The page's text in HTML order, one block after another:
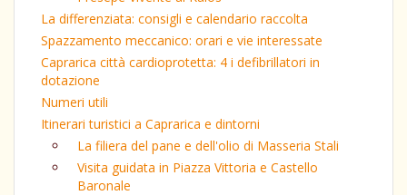
La differenziata: consigli e calendario raccolta
Spazzamento meccanico: orari e vie interessate
Caprarica città cardioprotetta: 4 i defibrillatori in
dotazione
Numeri utili
Itinerari turistici a Caprarica e dintorni
La filiera del pane e dell'olio di Masseria Stali
Visita guidata in Piazza Vittoria e Castello
Baronale